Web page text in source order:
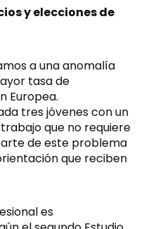
y elecciones de
a una anomalía
tasa de
Europea.
tres jóvenes con un
que no requiere
de este problema
que reciben
es